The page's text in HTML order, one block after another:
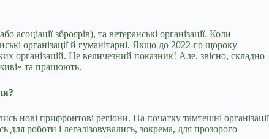
зброярів), та ветеранські організації. Коли
організації й гуманітарні. Якщо до 2022-го щороку
організацій. Це величезний показник! Але, звісно, складно
та працюють.
нові прифронтові регіони. На початку тамтешні організації
роботи і легалізовувались, зокрема, для прозорого